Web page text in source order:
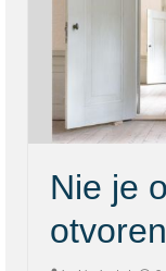
Nie je